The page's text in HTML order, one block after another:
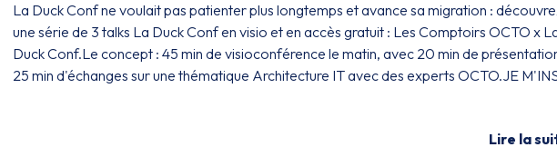
La Duck Conf ne voulait pas patienter plus longtemps et avance sa migration :
une série de 3 talks La Duck Conf en visio et en accès gratuit : Les Comptoirs OCTO x
Duck Conf.Le concept : 45 min de visioconférence le matin, avec 20 min de
25 min d'échanges sur une thématique Architecture IT avec des experts OCTO.JE
Lire la